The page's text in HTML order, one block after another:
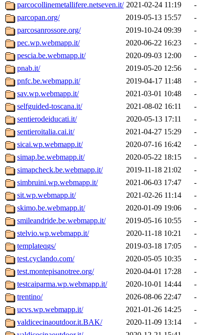
parcocollinemetallifere.netseven.it/ 2021-02-24 11:19
-
parcopan.org/
2019-05-13 15:57
-
parcosanrossore.org/
2019-10-24 09:39
-
pec.wp.webmapp.it/
2020-06-22 16:23
-
pescia.be.webmapp.it/
2020-09-03 12:00
-
pnab.it/
2019-05-20 12:56
-
pnfc.be.webmapp.it/
2019-04-17 11:48
-
sav.wp.webmapp.it/
2021-03-01 10:48
-
selfguided-toscana.it/
2021-08-02 16:11
-
sentierodeiducati.it/
2020-05-13 17:11
-
sentieroitalia.cai.it/
2021-04-27 15:29
-
sicai.wp.webmapp.it/
2020-07-16 16:42
-
simap.be.webmapp.it/
2020-05-22 18:15
-
simapcheck.be.webmapp.it/
2019-11-18 21:02
-
simbruini.wp.webmapp.it/
2021-06-03 17:47
-
sit.wp.webmapp.it/
2021-02-26 11:14
-
skimo.be.webmapp.it/
2020-01-09 19:06
-
smileandride.be.webmapp.it/
2019-05-16 10:55
-
stelvio.wp.webmapp.it/
2020-11-18 10:21
-
templateqgs/
2019-03-18 17:05
-
test.cyclando.com/
2020-05-05 10:35
-
test.montepisanotree.org/
2020-04-01 17:28
-
testcaiparma.wp.webmapp.it/
2020-10-01 14:44
-
trentino/
2026-08-06 22:47
-
ucvs.wp.webmapp.it/
2021-01-26 14:25
-
valdicecinaoutdoor.it.BAK/
2020-11-09 13:14
-